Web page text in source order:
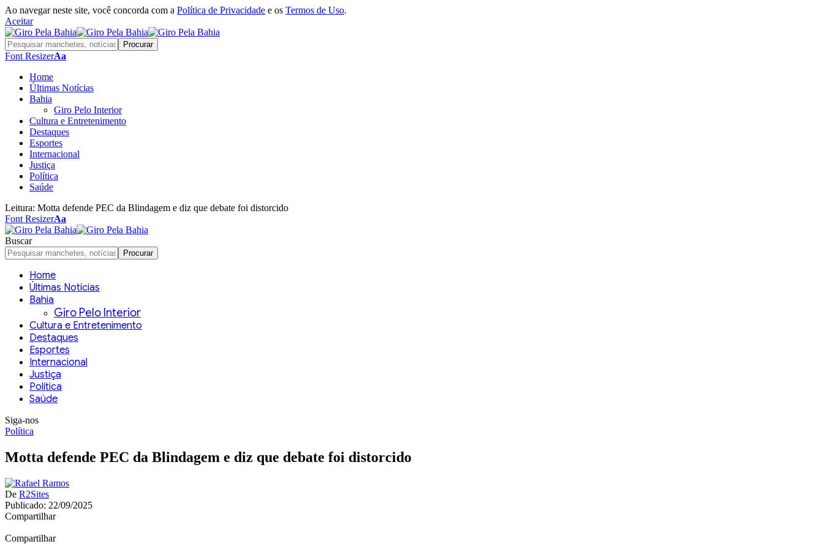
Ao navegar neste site, você concorda com a Política de Privacidade e os Termos de Uso.
Aceitar
Font ResizerAa
Home
Últimas Notícias
Bahia
Giro Pelo Interior
Cultura e Entretenimento
Destaques
Esportes
Internacional
Justiça
Política
Saúde
Leitura: Motta defende PEC da Blindagem e diz que debate foi distorcido
Font ResizerAa
Buscar
Home
Últimas Notícias
Bahia
Giro Pelo Interior
Cultura e Entretenimento
Destaques
Esportes
Internacional
Justiça
Política
Saúde
Siga-nos
Política
Motta defende PEC da Blindagem e diz que debate foi distorcido
De R2Sites
Publicado: 22/09/2025
Compartilhar
Compartilhar